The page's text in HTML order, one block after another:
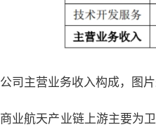
公司主营业务收入构成，图
商业航天产业链上游主要为